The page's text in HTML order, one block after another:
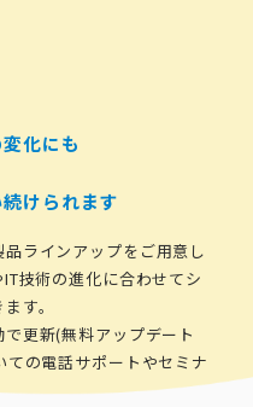
化にも
けられます
ラインアップをご用意し
技術の進化に合わせてシ
す。
更新(無料アップデート
の電話サポートやセミナ